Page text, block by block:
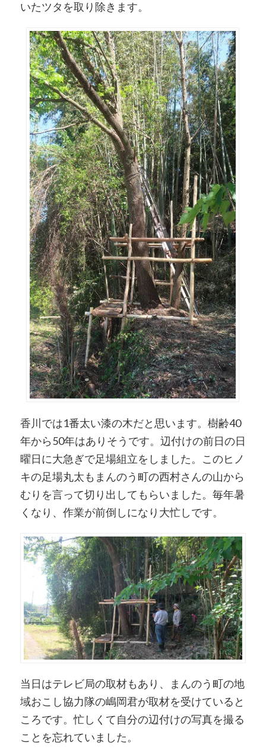
いたツタを取り除きます。
香川では1番太い漆の木だと思います。樹齢40
年から50年はありそうです。辺付けの前日の日
曜日に大急ぎで足場組立をしました。このヒノ
キの足場丸太もまんのう町の西村さんの山から
むりを言って切り出してもらいました。毎年暑
くなり、作業が前倒しになり大忙しです。
当日はテレビ局の取材もあり、まんのう町の地
域おこし協力隊の嶋岡君が取材を受けていると
ころです。忙しくて自分の辺付けの写真を撮る
ことを忘れていました。